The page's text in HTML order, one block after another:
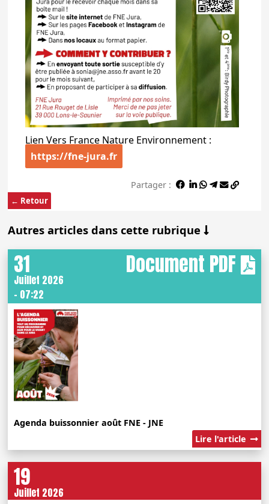
← Retour
Lien Vers France Nature Environnement :
https://fne-jura.fr
Partager :
Autres articles dans cette rubrique
Document PDF
31
Juillet 2026
- 07:22
Agenda buissonnier août FNE - JNE
Lire l'article
19
Juillet 2026